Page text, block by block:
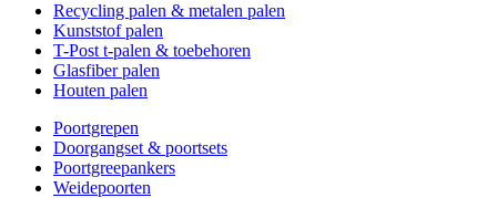
Recycling palen & metalen palen
Kunststof palen
T-Post t-palen & toebehoren
Glasfiber palen
Houten palen
Poortgrepen
Doorgangset & poortsets
Poortgreepankers
Weidepoorten